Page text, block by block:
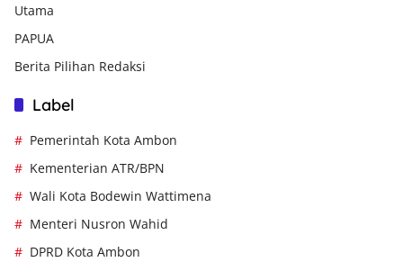
Utama
PAPUA
Berita Pilihan Redaksi
Label
Pemerintah Kota Ambon
Kementerian ATR/BPN
Wali Kota Bodewin Wattimena
Menteri Nusron Wahid
DPRD Kota Ambon